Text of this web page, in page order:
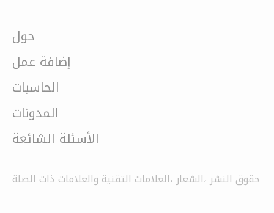
حول
إضافة عمل
الحاسبات
المدونات
الأسئلة الشائعة
حقوق النشر ،الشعار ،العلامات التقنية والعلامات ذات الصلة